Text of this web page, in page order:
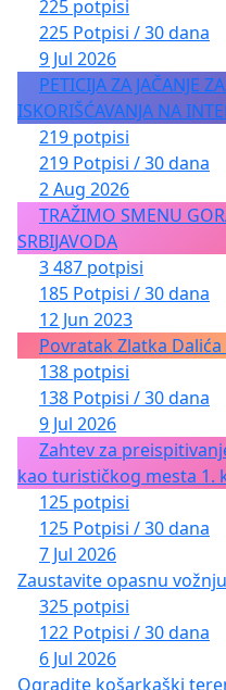
225 potpisi
225 Potpisi / 30 dana
9 Jul 2026
PETICIJA ZA JAČANJE
ISKORIŠĆAVANJA NA
219 potpisi
219 Potpisi / 30 dana
2 Aug 2026
TRAŽIMO SMENU
SRBIJAVODA
3 487 potpisi
185 Potpisi / 30 dana
12 Jun 2023
Povratak Zlatka
138 potpisi
138 Potpisi / 30 dana
9 Jul 2026
Zahtev za
kao turističkog mesta 1.
125 potpisi
125 Potpisi / 30 dana
7 Jul 2026
Zaustavite opasnu
325 potpisi
122 Potpisi / 30 dana
6 Jul 2026
Ogradite košarkaški